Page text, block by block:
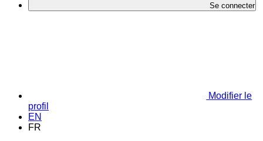
Se connecter
Modifier le
profil
EN
FR